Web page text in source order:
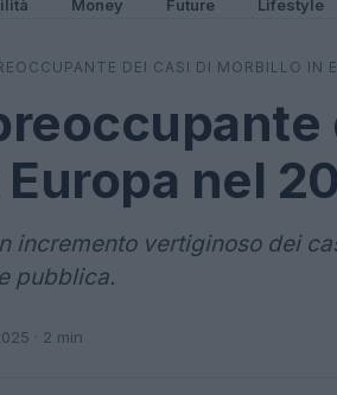
Money Future Lifestyle
DEI CASI DI MORBILLO IN
nel
incremento vertiginoso dei
pubblica.
· 2 min